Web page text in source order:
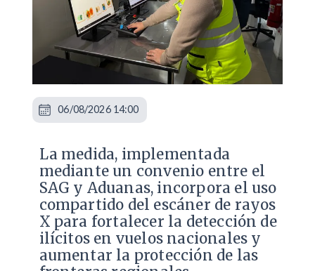
La medida, implementada
mediante un convenio entre el
SAG y Aduanas, incorpora el uso
compartido del escáner de rayos
X para fortalecer la detección de
ilícitos en vuelos nacionales y
aumentar la protección de las
06/08/2026 14:00